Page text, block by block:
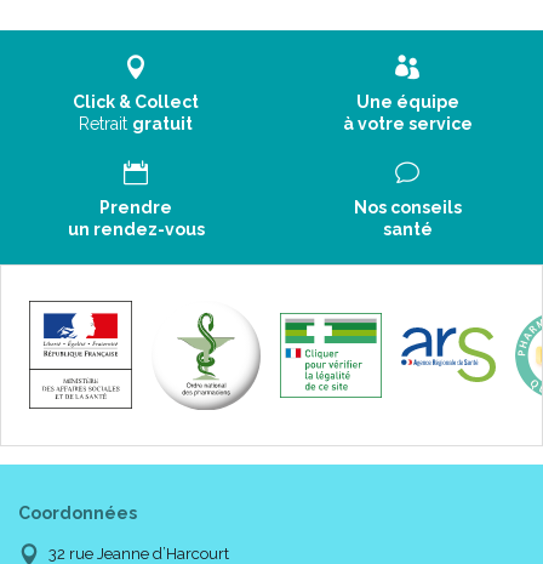
Click & Collect
Retrait gratuit
Une équipe
à votre service
Prendre
un rendez-vous
Nos conseils
santé
Coordonnées
32 rue Jeanne d’Harcourt